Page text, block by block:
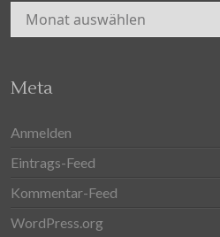
Archiv
Meta
Anmelden
Eintrags-Feed
Kommentar-Feed
WordPress.org